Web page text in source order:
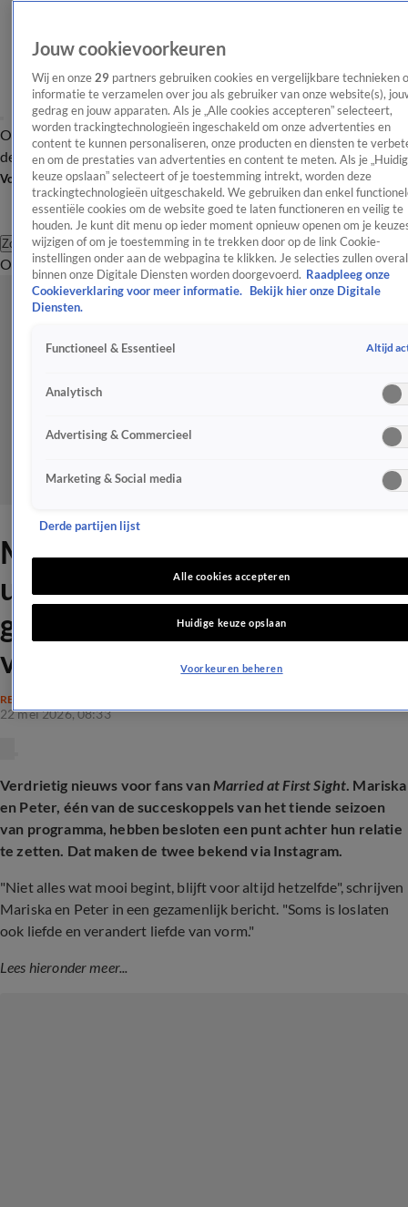
OverzichtAfleveringen Entertainment TV Algemeen
Tip
de redactieNieuwsbrief
Volg Shownieuws
Zoeken
OverzichtEntertainmentSpraakmakendRealityCrimeVideo's
Mariska en Peter uit MAFS
uit elkaar: 'Onze keuze is
gemaakt met veel respect
voor elkaar'
REALITY
22 mei 2026, 08:33
Verdrietig nieuws voor fans van Married at First Sight. Mariska
en Peter, één van de succeskoppels van het tiende seizoen
van programma, hebben besloten een punt achter hun relatie
te zetten. Dat maken de twee bekend via Instagram.
"Niet alles wat mooi begint, blijft voor altijd hetzelfde", schrijven
Mariska en Peter in een gezamenlijk bericht. "Soms is loslaten
ook liefde en verandert liefde van vorm."
Lees hieronder meer...
Jouw cookievoorkeuren
Wij en onze 29 partners gebruiken cookies en vergelijkbare technieken
informatie te verzamelen over jou als gebruiker van onze website(s),
gedrag en jouw apparaten. Als je „Alle cookies accepteren” selecteert,
worden trackingtechnologieën ingeschakeld om onze advertenties en
content te kunnen personaliseren, onze producten en diensten te
en om de prestaties van advertenties en content te meten. Als je
keuze opslaan” selecteert of je toestemming intrekt, worden deze
trackingtechnologieën uitgeschakeld. We gebruiken dan enkel
essentiële cookies om de website goed te laten functioneren en veilig te
houden. Je kunt dit menu op ieder moment opnieuw openen om je
wijzigen of om je toestemming in te trekken door op de link Cookie-
instellingen onder aan de webpagina te klikken. Je selecties zullen overal
binnen onze Digitale Diensten worden doorgevoerd. Raadpleeg onze
Cookieverklaring voor meer informatie.
Bekijk hier onze Digitale
Diensten.
Functioneel & Essentieel Altijd
Analytisch
Advertising & Commercieel
Marketing & Social media
Derde partijen lijst
Alle cookies accepteren
Huidige keuze opslaan
Voorkeuren beheren